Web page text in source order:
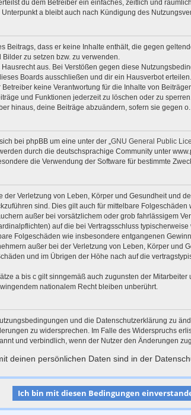
du dem Betreiber ein einfaches, zeitlich und
a bleibt auch nach Kündigung des
Beitrags, dass er keine Inhalte enthält, die gegen
zu setzen bzw. zu verwenden.
aus. Bei Verstößen gegen diese
Boards ausschließen und dir ein Hausverbot erteilen.
keine Verantwortung für die Inhalte von
und Funktionen jederzeit zu löschen oder zu sperren.
hinaus, deine Beiträge abzuändern, sofern sie gegen
bei phpBB um eine unter der „GNU General Public
durch die deutschsprachige Community unter
die Verwendung der Software für bestimmte
der Verletzung von Leben, Körper und Gesundheit und
sind. Dies gilt auch für mittelbare
außer bei vorsätzlichem oder grob fahrlässigem
auf die bei Vertragsschluss
Folgeschäden wie insbesondere entgangenen Gewinn.
außer bei der Verletzung von Leben, Körper
und im Übrigen der Höhe nach auf die
a bis c gilt sinngemäß auch zugunsten der Mitarbeiter
nationalem Recht bleiben unberührt.
und die Datenschutzerklärung zu
zu widersprechen. Im Falle des Widerspruchs
und verbindlich, wenn der Nutzer den Änderungen
deinen persönlichen Daten sind in der